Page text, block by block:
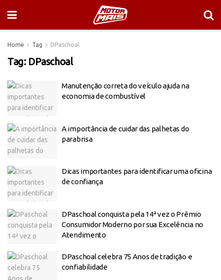
Home Tag DPaschoal
Tag: DPaschoal
Manutenção correta do veículo ajuda na
economia de combustível
A importância de cuidar das palhetas do
parabrisa
Dicas importantes para identificar uma oficina
de confiança
DPaschoal conquista pela 14ª vez o Prêmio
Consumidor Moderno por sua Excelência no
Atendimento
DPaschoal celebra 75 Anos de tradição e
confiabilidade